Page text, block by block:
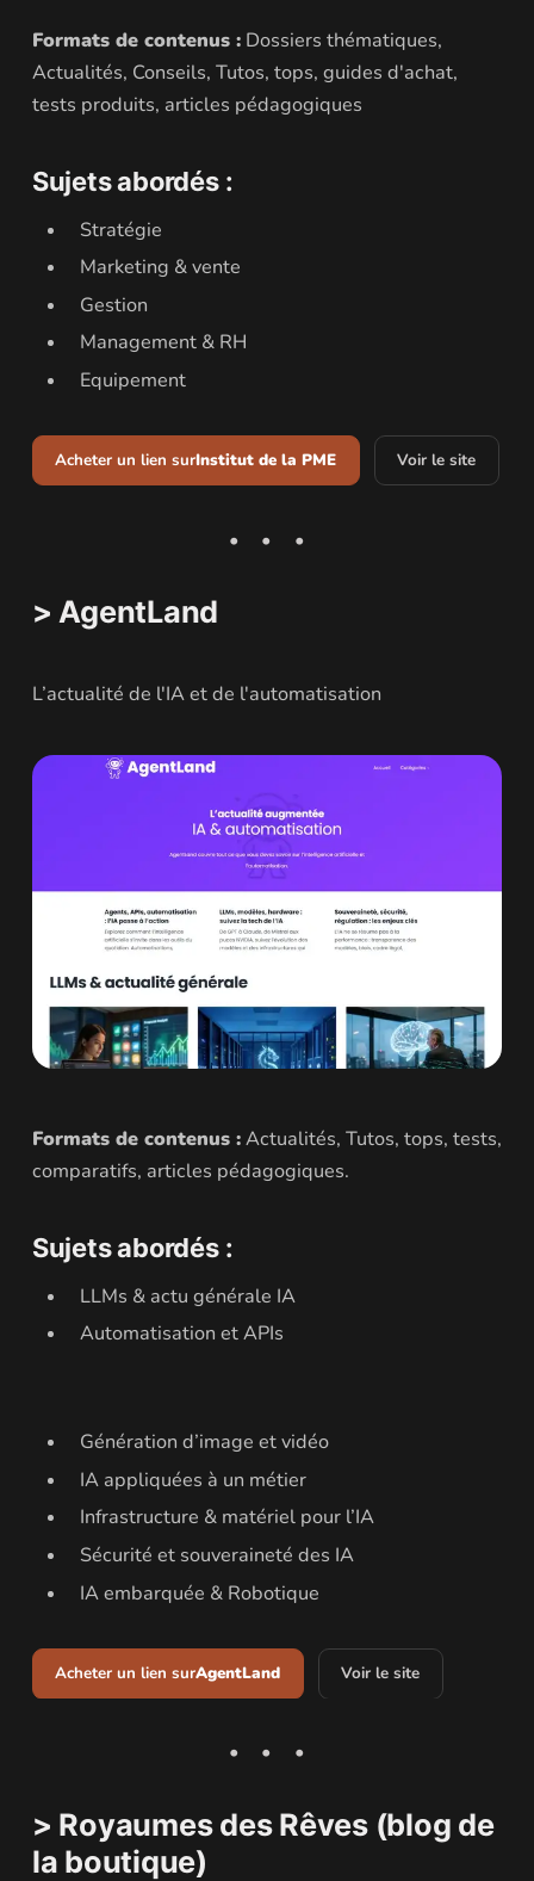
Formats de contenus :Dossiers thématiques,
Actualités, Conseils, Tutos, tops, guides d'achat,
tests produits, articles pédagogiques
Sujets abordés :
Stratégie
Marketing & vente
Gestion
Management & RH
Equipement
Acheter un lien surInstitut de la PME Voir le site
> AgentLand
L’actualité de l'IA et de l'automatisation
Formats de contenus :Actualités, Tutos, tops, tests,
comparatifs, articles pédagogiques.
Sujets abordés :
LLMs & actu générale IA
Automatisation et APIs
Génération d’image et vidéo
IA appliquées à un métier
Infrastructure & matériel pour l’IA
Sécurité et souveraineté des IA
IA embarquée & Robotique
Acheter un lien surAgentLand Voir le site
> Royaumes des Rêves (blog de
la boutique)